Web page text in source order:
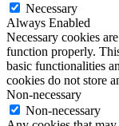
Necessary
Always Enabled
Necessary cookies
function properly.
basic functionalities
cookies do not store
Non-necessary
Non-necessary